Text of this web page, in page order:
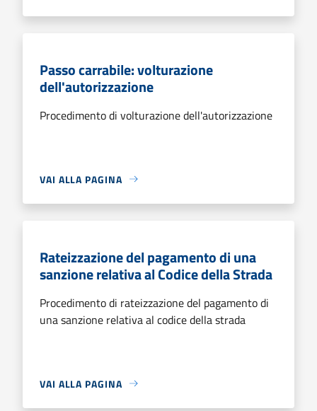
Passo carrabile: volturazione
dell'autorizzazione
Procedimento di volturazione dell'autorizzazione
VAI ALLA PAGINA
Rateizzazione del pagamento di una
sanzione relativa al Codice della Strada
Procedimento di rateizzazione del pagamento di
una sanzione relativa al codice della strada
VAI ALLA PAGINA